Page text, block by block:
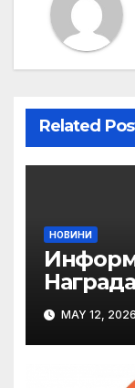
Related
НОВИНИ
на ОАЕ
MAY 12, 2026